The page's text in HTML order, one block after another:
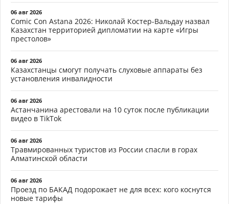
06 авг 2026
Comic Con Astana 2026: Николай Костер-Вальдау назвал
Казахстан территорией дипломатии на карте «Игры
престолов»
06 авг 2026
Казахстанцы смогут получать слуховые аппараты без
установления инвалидности
06 авг 2026
Астанчанина арестовали на 10 суток после публикации
видео в TikTok
06 авг 2026
Травмированных туристов из России спасли в горах
Алматинской области
06 авг 2026
Проезд по БАКАД подорожает не для всех: кого коснутся
новые тарифы